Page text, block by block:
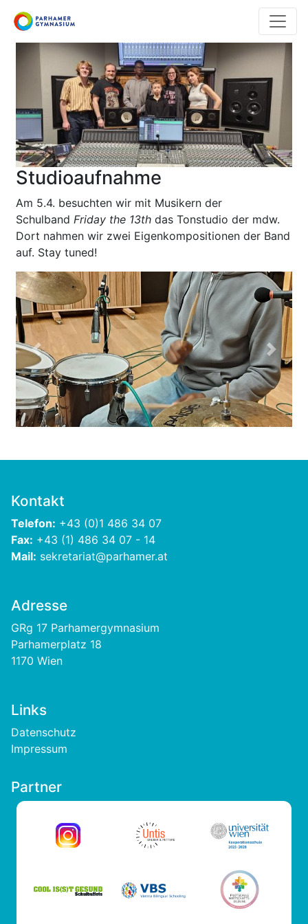
Direkt
zum
Inhalt
Studioaufnahme
Am 5.4. besuchten wir mit Musikern der
Schulband Friday the 13th das Tonstudio der mdw.
Dort nahmen wir zwei Eigenkompositionen der Band
auf. Stay tuned!
Previous Next
Kontakt
Telefon: +43 (0)1 486 34 07
Fax: +43 (1) 486 34 07 - 14
Mail: sekretariat@parhamer.at
Adresse
GRg 17 Parhamergymnasium
Parhamerplatz 18
1170 Wien
Links
Footer
Datenschutz
Impressum
Partner